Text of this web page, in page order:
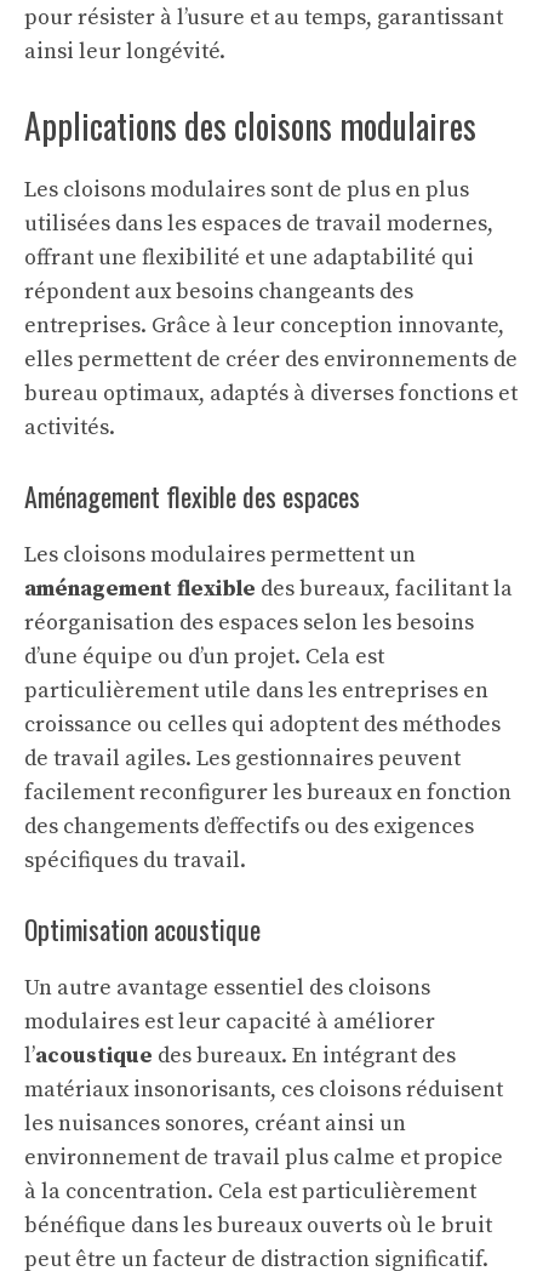
pour résister à l’usure et au temps, garantissant
ainsi leur longévité.
Applications des cloisons modulaires
Les cloisons modulaires sont de plus en plus
utilisées dans les espaces de travail modernes,
offrant une flexibilité et une adaptabilité qui
répondent aux besoins changeants des
entreprises. Grâce à leur conception innovante,
elles permettent de créer des environnements de
bureau optimaux, adaptés à diverses fonctions et
activités.
Aménagement flexible des espaces
Les cloisons modulaires permettent un
aménagement flexible des bureaux, facilitant la
réorganisation des espaces selon les besoins
d’une équipe ou d’un projet. Cela est
particulièrement utile dans les entreprises en
croissance ou celles qui adoptent des méthodes
de travail agiles. Les gestionnaires peuvent
facilement reconfigurer les bureaux en fonction
des changements d’effectifs ou des exigences
spécifiques du travail.
Optimisation acoustique
Un autre avantage essentiel des cloisons
modulaires est leur capacité à améliorer
l’acoustique des bureaux. En intégrant des
matériaux insonorisants, ces cloisons réduisent
les nuisances sonores, créant ainsi un
environnement de travail plus calme et propice
à la concentration. Cela est particulièrement
bénéfique dans les bureaux ouverts où le bruit
peut être un facteur de distraction significatif.